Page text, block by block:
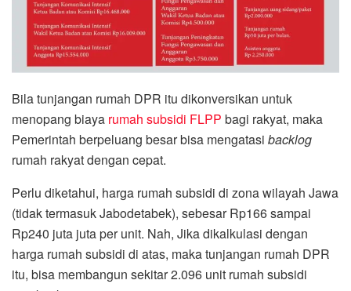
Bila tunjangan rumah DPR itu dikonversikan untuk
menopang biaya rumah subsidi FLPP bagi rakyat, maka
Pemerintah berpeluang besar bisa mengatasi backlog
rumah rakyat dengan cepat.
Perlu diketahui, harga rumah subsidi di zona wilayah Jawa
(tidak termasuk Jabodetabek), sebesar Rp166 sampai
Rp240 juta juta per unit. Nah, Jika dikalkulasi dengan
harga rumah subsidi di atas, maka tunjangan rumah DPR
itu, bisa membangun sekitar 2.096 unit rumah subsidi